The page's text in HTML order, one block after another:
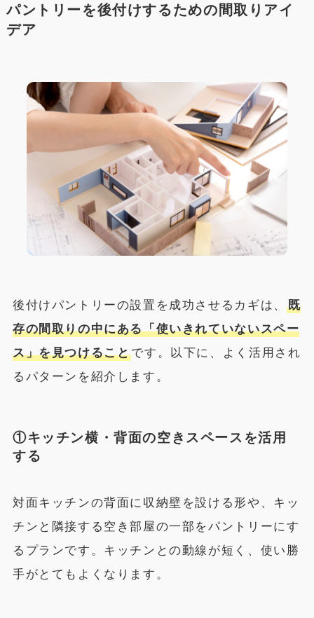
パントリーを後付けするための間取りアイ
デア
後付けパントリーの設置を成功させるカギは、
既
存の間取りの中にある「使いきれていないスペー
ス」を見つけることです。以下に、よく活用され
るパターンを紹介します。
①キッチン横・背面の空きスペースを活用
する
対面キッチンの背面に収納壁を設ける形や、キッ
チンと隣接する空き部屋の一部をパントリーにす
るプランです。キッチンとの動線が短く、使い勝
手がとてもよくなります。